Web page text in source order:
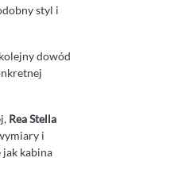
styl i
dowód
Rea Stella
i
jak kabina